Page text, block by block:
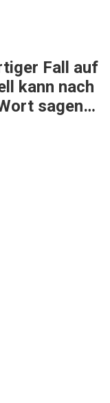
Fall auf
kann nach
sagen…